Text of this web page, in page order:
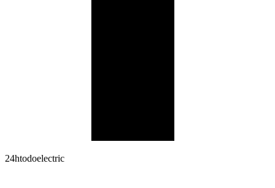
24htodoelectric